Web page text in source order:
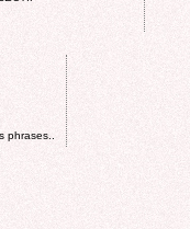
phrases..